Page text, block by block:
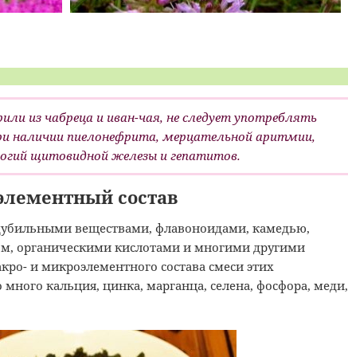
из чабреца и иван-чая, не следует употреблять
наличии пиелонефрита, мерцательной аритмии,
щитовидной железы и гепатитов.
состав
веществами, флавоноидами, камедью,
органическими кислотами и многими другими
и микроэлементного состава смеси этих
кальция, цинка, марганца, селена, фосфора, меди,